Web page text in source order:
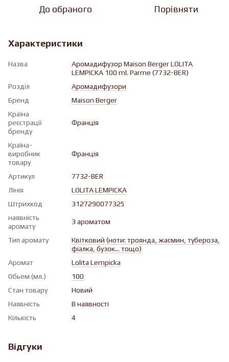
До обраного Порівняти
Характеристики
Назва
Аромадифузор Maison Berger LOLITA
LEMPICKA 100 ml. Parme (7732-BER)
Розділ
Аромадифузори
Бренд
Maison Berger
Країна
реєстрації
бренду
Франція
Країна-
виробник
товару
Франція
Артикул
7732-BER
Лінія
LOLITA LEMPICKA
Штрихкод
3127290077325
наявність
аромату
З ароматом
Тип аромату
Квiтковий (ноти: троянда, жасмин, тубероза,
фіалка, бузок... тощо)
Аромат
Lolita Lempicka
Обьем (мл.)
100
Стан товару
Новий
Наявність
В наявності
Кількість
4
Відгуки